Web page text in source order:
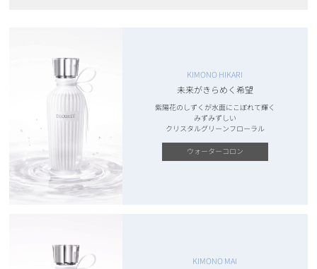
KIMONO HIKARI
未来がきらめく希望
紫陽花のしずくが水面にこぼれて輝く
みずみずしい
クリスタルグリーンフローラル
ウォーターコロン
KIMONO MAI